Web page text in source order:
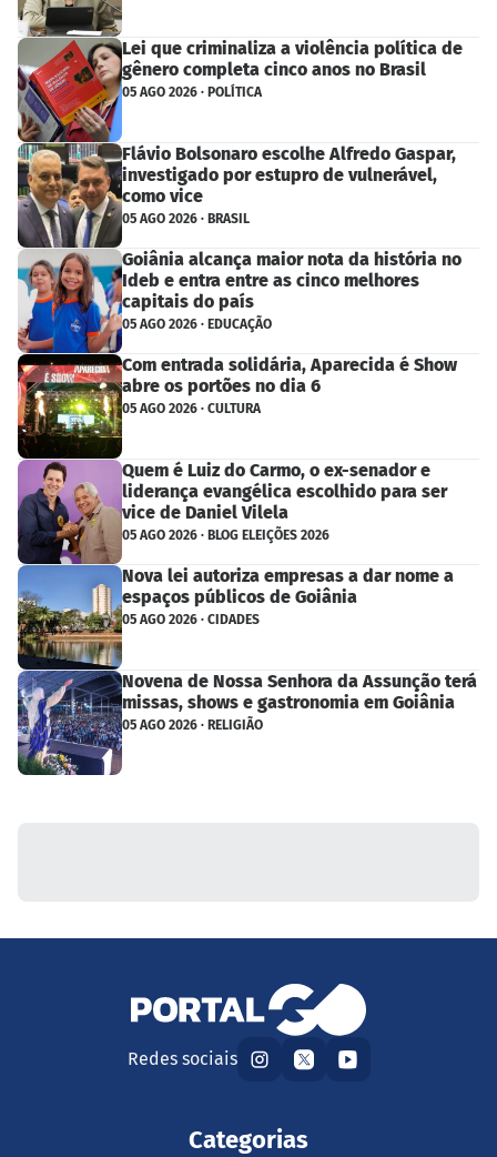
Lei que criminaliza a violência política de
gênero completa cinco anos no Brasil
05 AGO 2026 · POLÍTICA
Flávio Bolsonaro escolhe Alfredo Gaspar,
investigado por estupro de vulnerável,
como vice
05 AGO 2026 · BRASIL
Goiânia alcança maior nota da história no
Ideb e entra entre as cinco melhores
capitais do país
05 AGO 2026 · EDUCAÇÃO
Com entrada solidária, Aparecida é Show
abre os portões no dia 6
05 AGO 2026 · CULTURA
Quem é Luiz do Carmo, o ex-senador e
liderança evangélica escolhido para ser
vice de Daniel Vilela
05 AGO 2026 · BLOG ELEIÇÕES 2026
Nova lei autoriza empresas a dar nome a
espaços públicos de Goiânia
05 AGO 2026 · CIDADES
Novena de Nossa Senhora da Assunção terá
missas, shows e gastronomia em Goiânia
05 AGO 2026 · RELIGIÃO
Redes sociais
Categorias